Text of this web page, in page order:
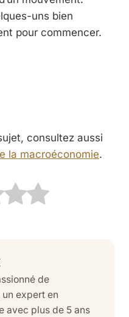
uns bien
pour commencer.
consultez aussi
la macroéconomie.
de
expert en
avec plus de 5 ans